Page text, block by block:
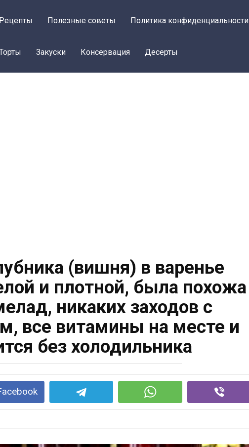
Рецепты Полезные советы Политика конфиденциальности
Закуски Консервация Десерты
(вишня) в варенье
и плотной, была похожа
никаких заходов с
все витамины на месте и
без холодильника